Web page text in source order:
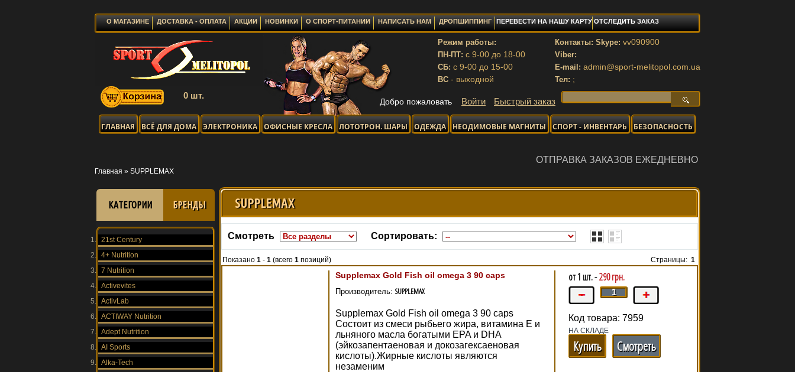
О МАГАЗИНЕ ДОСТАВКА - ОПЛАТА АКЦИИ НОВИНКИ О СПОРТ-ПИТАНИИ НАПИСАТЬ НАМ ДРОПШИППИНГ ПЕРЕВЕСТИ НА НАШУ КАРТУ ОТСЛЕДИТЬ ЗАКАЗ
Контакты: Skype: vv090900
Viber:
E-mail: admin@sport-melitopol.com.ua
Тел: ;
Режим работы:
ПН-ПТ: с 9-00 до 18-00
СБ: с 9-00 до 15-00
ВС - выходной
0 шт.
Добро пожаловать Войти Быстрый заказ
ГЛАВНАЯ ВСЁ ДЛЯ ДОМА ЭЛЕКТРОНИКА ОФИСНЫЕ КРЕСЛА ЛОТОТРОН. ШАРЫ ОДЕЖДА НЕОДИМОВЫЕ МАГНИТЫ СПОРТ - ИНВЕНТАРЬ БЕЗОПАСНОСТЬ
ОТПРАВКА ЗАКАЗОВ ЕЖЕДНЕВНО
Главная » SUPPLEMAX
КАТЕГОРИИ БРЕНДЫ
21st Century
4+ Nutrition
7 Nutrition
Activevites
ActivLab
ACTIWAY Nutrition
Adept Nutrition
AI Sports
Alka-Tech
SUPPLEMAX
Смотреть Сортировать:
Показано 1 - 1 (всего 1 позиций) Страницы: 1
Supplemax Gold Fish oil omega 3 90 caps
Производитель: SUPPLEMAX
Supplemax Gold Fish oil omega 3 90 caps
Состоит из смеси рыбьего жира, витамина Е и
льняного масла богатыми EPA и DHA
(эйкозапентаеновая и докозагексаеновая
кислоты).Жирные кислоты являются
незаменим
от 1 шт. -290 грн.
Код товара: 7959
НА СКЛАДЕ
Купить Смотреть